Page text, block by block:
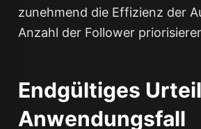
zunehmend die Effizienz der
Anzahl der Follower
Endgültiges
Anwendungsfall